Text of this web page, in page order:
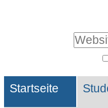
Website
Suche…
Sektionen
Startseite